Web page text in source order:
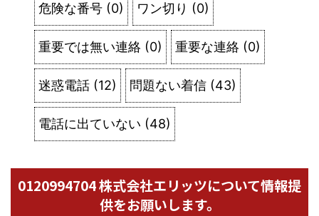
危険な番号 (0) ワン切り (0)
重要では無い連絡 (0) 重要な連絡 (0)
迷惑電話 (12) 問題ない着信 (43)
電話に出ていない (48)
0120994704 株式会社エリッツについて情報提
供をお願いします。